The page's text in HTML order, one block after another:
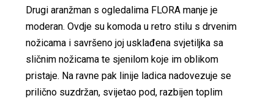
Drugi aranžman s ogledalima FLORA manje je
moderan. Ovdje su komoda u retro stilu s drvenim
nožicama i savršeno joj usklađena svjetiljka sa
sličnim nožicama te sjenilom koje im oblikom
pristaje. Na ravne pak linije ladica nadovezuje se
prilično suzdržan, svijetao pod, razbijen toplim